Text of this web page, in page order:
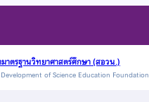
ตรฐานวิทยาศาสตร์ศึกษา (สอวน.)
of Science Education Foundation